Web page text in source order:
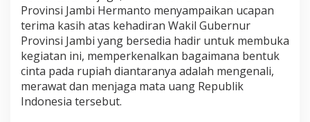
Provinsi Jambi Hermanto menyampaikan ucapan
terima kasih atas kehadiran Wakil Gubernur
Provinsi Jambi yang bersedia hadir untuk membuka
kegiatan ini, memperkenalkan bagaimana bentuk
cinta pada rupiah diantaranya adalah mengenali,
merawat dan menjaga mata uang Republik
Indonesia tersebut.